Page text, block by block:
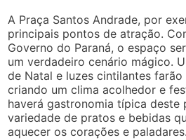
A Praça Santos Andrade, por
principais pontos de atração.
Governo do Paraná, o espaço
um verdadeiro cenário mágico.
de Natal e luzes cintilantes
criando um clima acolhedor e
haverá gastronomia típica deste
variedade de pratos e bebidas
aquecer os corações e paladares.